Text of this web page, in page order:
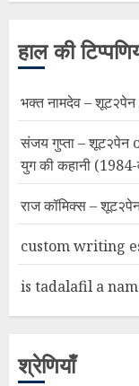
हाल की
भक्त नामदेव – शूट२पेन
संजय गुप्ता – शूट२पेन
युग की कहानी (1984-
राज कॉमिक्स –
custom writing
is tadalafil a
श्रेणियाँ